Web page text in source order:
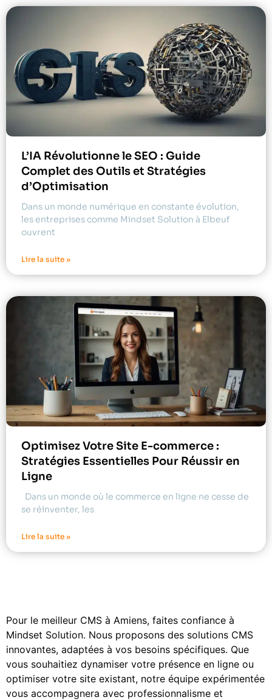
L’IA Révolutionne le SEO : Guide
Complet des Outils et Stratégies
d’Optimisation
Dans un monde numérique en constante évolution,
les entreprises comme Mindset Solution à Elbeuf
ouvrent
Lire la suite »
Optimisez Votre Site E-commerce :
Stratégies Essentielles Pour Réussir en
Ligne
Dans un monde où le commerce en ligne ne cesse de
se réinventer, les
Lire la suite »
Pour le meilleur CMS à Amiens, faites confiance à
Mindset Solution. Nous proposons des solutions CMS
innovantes, adaptées à vos besoins spécifiques. Que
vous souhaitiez dynamiser votre présence en ligne ou
optimiser votre site existant, notre équipe expérimentée
vous accompagnera avec professionnalisme et